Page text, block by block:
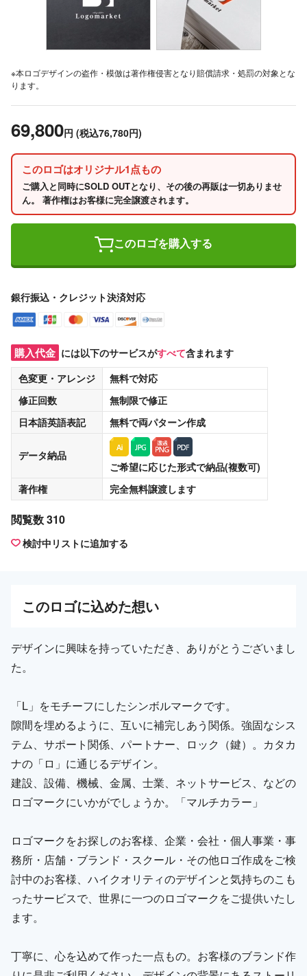
※本ロゴデザインの盗作・模倣は著作権侵害となり賠償請求・処罰の対象とな
ります。
69,800円 (税込76,780円)
このロゴはオリジナル1点もの
ご購入と同時にSOLD OUTとなり、その後の再販は一切ありませ
ん。 著作権はお客様に完全譲渡されます。
このロゴを購入する
銀行振込・クレジット決済対応
購入代金 には以下のサービスがすべて含まれます
色変更・アレンジ
無料で対応
修正回数
無制限で修正
日本語英語表記
無料で両パターン作成
データ納品
ご希望に応じた形式で納品(複数可)
著作権
完全無料譲渡します
閲覧数 310
検討中リストに追加する
このロゴに込めた想い
デザインに興味を持っていただき、ありがとうございまし
た。
「L」をモチーフにしたシンボルマークです。
隙間を埋めるように、互いに補完しあう関係。強固なシス
テム、サポート関係、パートナー、ロック（鍵）。カタカ
ナの「ロ」に通じるデザイン。
建設、設備、機械、金属、士業、ネットサービス、などの
ロゴマークにいかがでしょうか。「マルチカラー」
ロゴマークをお探しのお客様、企業・会社・個人事業・事
務所・店舗・ブランド・スクール・その他ロゴ作成をご検
討中のお客様、ハイクオリティのデザインと気持ちのこも
ったサービスで、世界に一つのロゴマークをご提供いたし
ます。
丁寧に、心を込めて作った一点もの。お客様のブランド作